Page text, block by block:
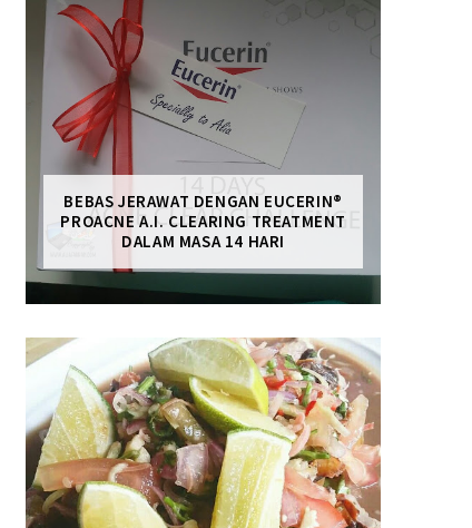
BEBAS JERAWAT DENGAN EUCERIN®
PROACNE A.I. CLEARING TREATMENT
DALAM MASA 14 HARI